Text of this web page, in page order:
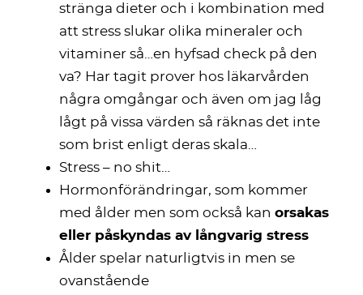
stränga dieter och i kombination med
att stress slukar olika mineraler och
vitaminer så…en hyfsad check på den
va? Har tagit prover hos läkarvården
några omgångar och även om jag låg
lågt på vissa värden så räknas det inte
som brist enligt deras skala…
Stress – no shit…
Hormonförändringar, som kommer
med ålder men som också kan orsakas
eller påskyndas av långvarig stress
Ålder spelar naturligtvis in men se
ovanstående